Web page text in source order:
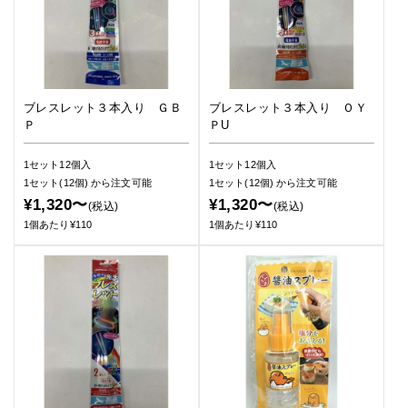
ブレスレット３本入り ＧＢ
Ｐ
1セット12個入
1セット(12個)から注文可能
¥1,320〜(税込)
1個あたり¥110
ブレスレット３本入り ＯＹ
ＰU
1セット12個入
1セット(12個)から注文可能
¥1,320〜(税込)
1個あたり¥110